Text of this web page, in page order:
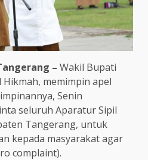
– Wakil Bupati
memimpin apel
Senin
seluruh Aparatur Sipil
Tangerang, untuk
kepada masyarakat agar
complaint).